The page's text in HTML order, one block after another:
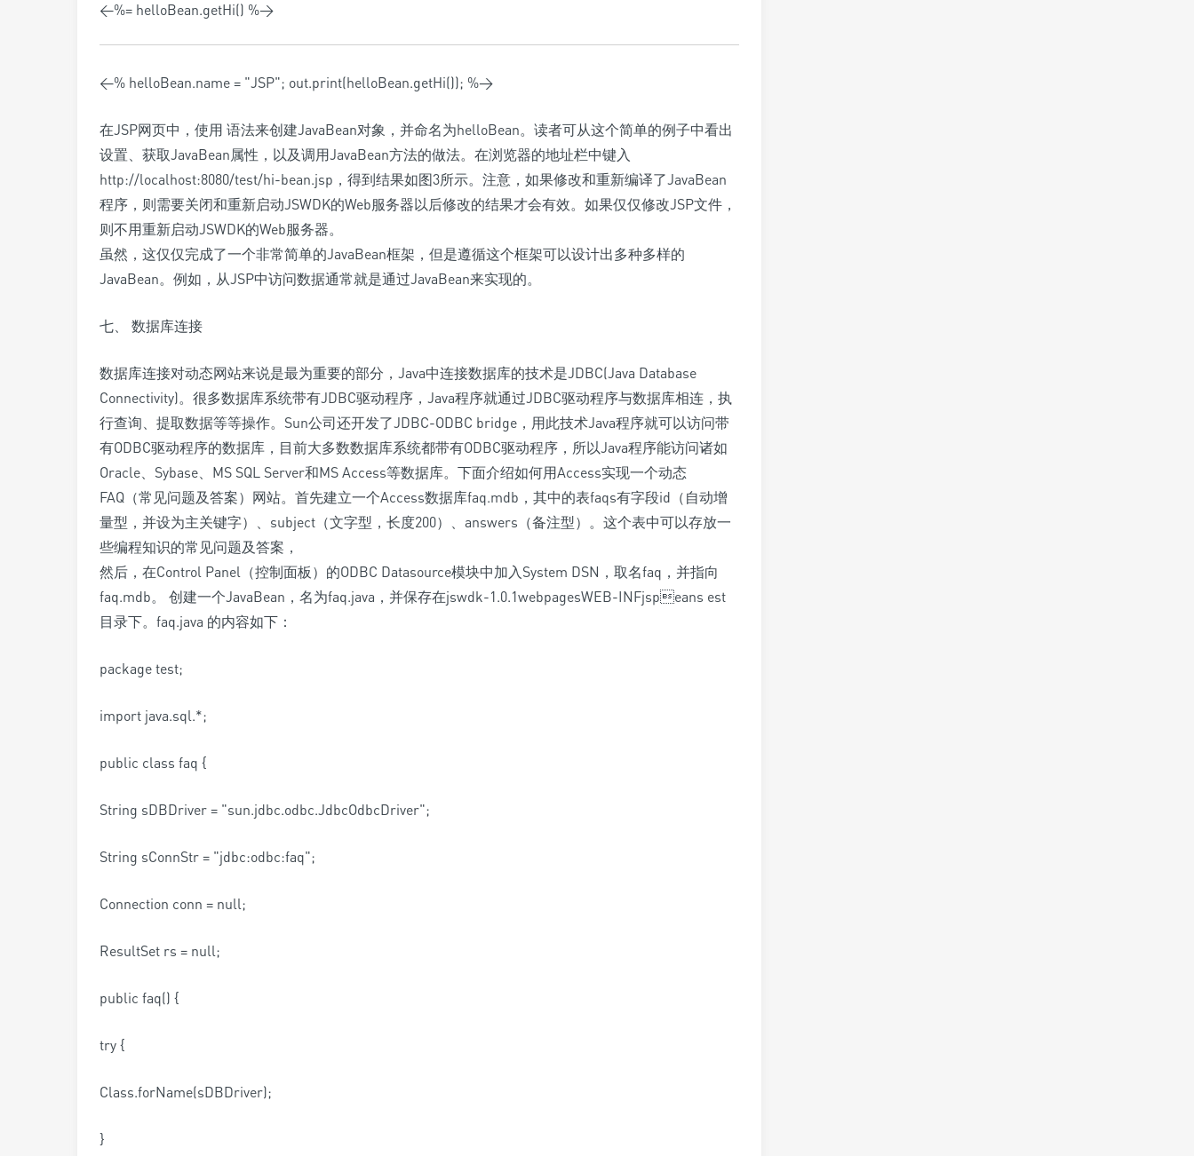
<%= helloBean.getHi() %>
<% helloBean.name = "JSP"; out.print(helloBean.getHi()); %>
在JSP网页中，使用 语法来创建JavaBean对象，并命名为helloBean。读者可从这个简单的例子中看出
设置、获取JavaBean属性，以及调用JavaBean方法的做法。在浏览器的地址栏中键入
http://localhost:8080/test/hi-bean.jsp，得到结果如图3所示。注意，如果修改和重新编译了JavaBean
程序，则需要关闭和重新启动JSWDK的Web服务器以后修改的结果才会有效。如果仅仅修改JSP文件，
则不用重新启动JSWDK的Web服务器。
虽然，这仅仅完成了一个非常简单的JavaBean框架，但是遵循这个框架可以设计出多种多样的
JavaBean。例如，从JSP中访问数据通常就是通过JavaBean来实现的。
七、 数据库连接
数据库连接对动态网站来说是最为重要的部分，Java中连接数据库的技术是JDBC(Java Database
Connectivity)。很多数据库系统带有JDBC驱动程序，Java程序就通过JDBC驱动程序与数据库相连，执
行查询、提取数据等等操作。Sun公司还开发了JDBC-ODBC bridge，用此技术Java程序就可以访问带
有ODBC驱动程序的数据库，目前大多数数据库系统都带有ODBC驱动程序，所以Java程序能访问诸如
Oracle、Sybase、MS SQL Server和MS Access等数据库。下面介绍如何用Access实现一个动态
FAQ（常见问题及答案）网站。首先建立一个Access数据库faq.mdb，其中的表faqs有字段id（自动增
量型，并设为主关键字）、subject（文字型，长度200）、answers（备注型）。这个表中可以存放一
些编程知识的常见问题及答案，
然后，在Control Panel（控制面板）的ODBC Datasource模块中加入System DSN，取名faq，并指向
faq.mdb。 创建一个JavaBean，名为faq.java，并保存在jswdk-1.0.1webpagesWEB-INFjspeans est
目录下。faq.java 的内容如下：
package test;
import java.sql.*;
public class faq {
String sDBDriver = "sun.jdbc.odbc.JdbcOdbcDriver";
String sConnStr = "jdbc:odbc:faq";
Connection conn = null;
ResultSet rs = null;
public faq() {
try {
Class.forName(sDBDriver);
}